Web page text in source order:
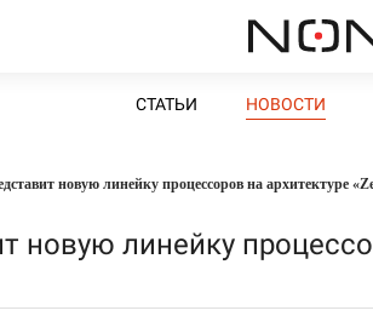
СТАТЬИ НОВОСТИ
новую линейку процессоров на архитектуре
новую линейку